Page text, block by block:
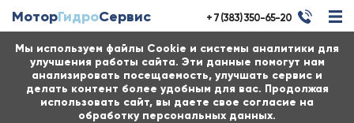
Мы используем файлы Cookie и системы аналитики для
улучшения работы сайта. Эти данные помогут нам
анализировать посещаемость, улучшать сервис и
делать контент более удобным для вас. Продолжая
использовать сайт, вы даете свое согласие на
обработку персональных данных.
МоторГидроСервис + 7 (383) 350-65-20